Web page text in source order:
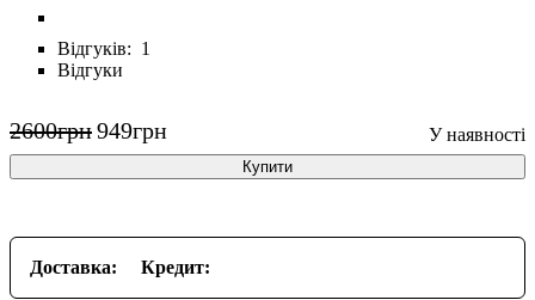
Відгуків: 1
Відгуки
2600грн949грн
Купити
Доставка: Кредит: